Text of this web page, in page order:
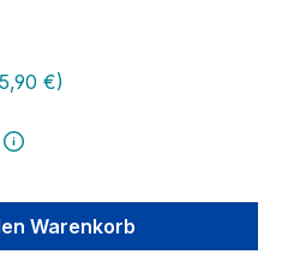
€)
Wert
Warenkorb